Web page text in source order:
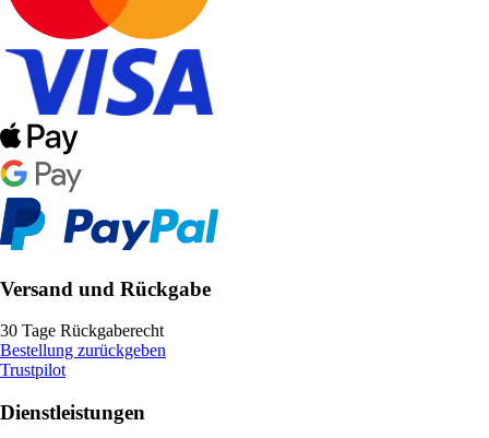
Versand und Rückgabe
30 Tage Rückgaberecht
Bestellung zurückgeben
Trustpilot
Dienstleistungen